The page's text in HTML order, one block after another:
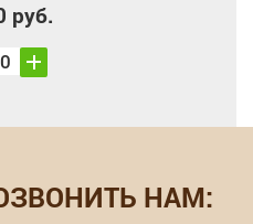
руб.
НАМ: